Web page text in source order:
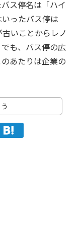
ス停名は「ハイ
ったバス停は
いことからレノ
も、バス停の広
あたりは企業の